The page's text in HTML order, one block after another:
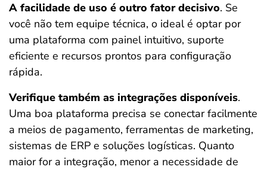
A facilidade de uso é outro fator decisivo. Se
você não tem equipe técnica, o ideal é optar por
uma plataforma com painel intuitivo, suporte
eficiente e recursos prontos para configuração
rápida.
Verifique também as integrações disponíveis.
Uma boa plataforma precisa se conectar facilmente
a meios de pagamento, ferramentas de marketing,
sistemas de ERP e soluções logísticas. Quanto
maior for a integração, menor a necessidade de